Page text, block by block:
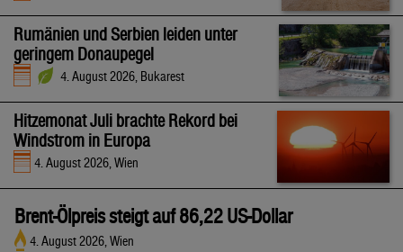
Rumänien und Serbien leiden unter
geringem Donaupegel
4. August 2026, Bukarest
Hitzemonat Juli brachte Rekord bei
Windstrom in Europa
4. August 2026, Wien
Brent-Ölpreis steigt auf 86,22 US-Dollar
4. August 2026, Wien